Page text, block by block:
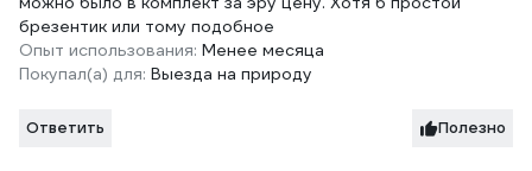
брезентик или тому подобное
Опыт использования: Менее месяца
Покупал(а) для: Выезда на природу
Ответить Полезно